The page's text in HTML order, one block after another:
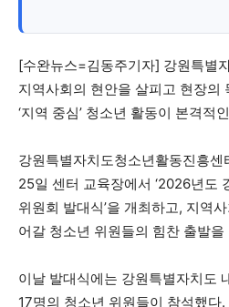
[수완뉴스=김동주기자] 강원특별
지역사회의 현안을 살피고 현장의
‘지역 중심’ 청소년 활동이 본격적
강원특별자치도청소년활동진흥
25일 센터 교육장에서 ‘2026년도
위원회 발대식’을 개최하고, 지역
어갈 청소년 위원들의 힘찬 출발을
이날 발대식에는 강원특별자치도
17명의 청소년 위원들이 참석했다